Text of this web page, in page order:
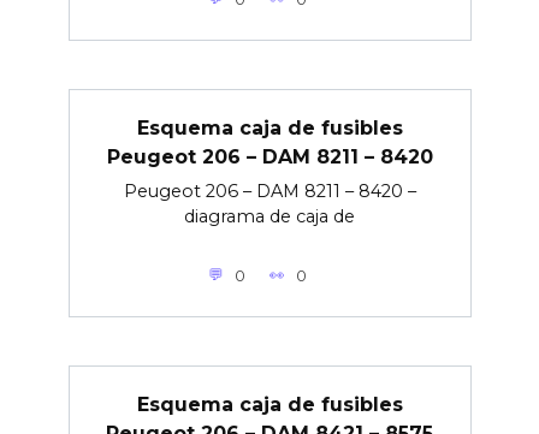
Esquema caja de fusibles
Peugeot 206 – DAM 8211 – 8420
Peugeot 206 – DAM 8211 – 8420 –
diagrama de caja de
0 0
Esquema caja de fusibles